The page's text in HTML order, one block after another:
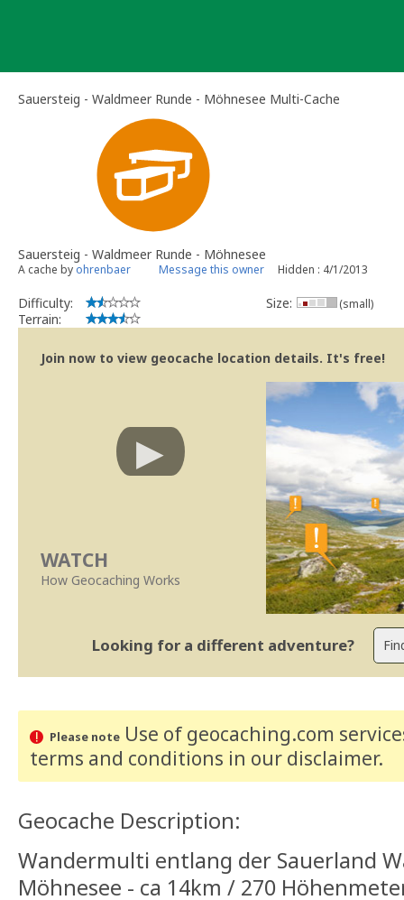
Sauersteig - Waldmeer Runde - Möhnesee Multi-Cache
Sauersteig - Waldmeer Runde - Möhnesee
A cache by ohrenbaer Message this owner Hidden : 4/1/2013
Difficulty:
Terrain:
Size: (small)
Join now to view geocache location details. It's free!
WATCH
How Geocaching Works
Looking for a different adventure?
Please noteUse of geocaching.com
terms and conditions in our disclaimer.
Geocache Description:
Wandermulti entlang der Sauerland
Möhnesee - ca 14km / 270